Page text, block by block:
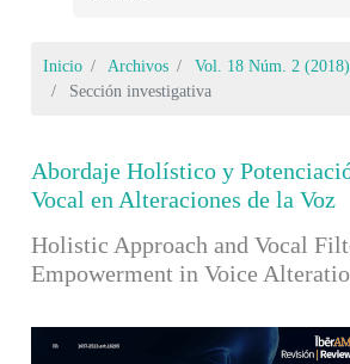
Inicio Archivos
Vol. 18 Núm. 2 (2018)
Sección investigativa
Abordaje Holístico y
Vocal en Alteraciones de la Voz
Holistic Approach and Vocal
Empowerment in Voice